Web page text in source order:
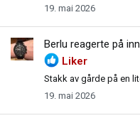
19. mai 2026
Berlu reagerte på
Liker
Stakk av gårde på en
19. mai 2026